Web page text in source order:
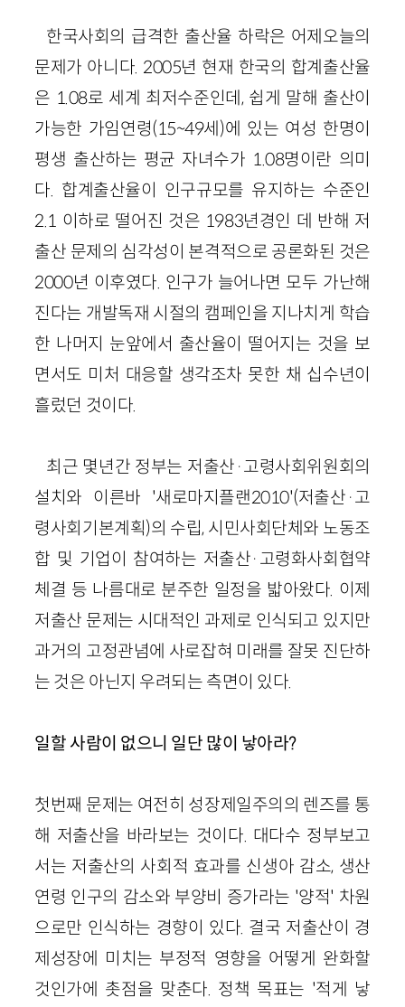
한국사회의 급격한 출산율 하락은 어제오늘의
문제가 아니다. 2005년 현재 한국의 합계출산율
은 1.08로 세계 최저수준인데, 쉽게 말해 출산이
가능한 가임연령(15~49세)에 있는 여성 한명이
평생 출산하는 평균 자녀수가 1.08명이란 의미
다. 합계출산율이 인구규모를 유지하는 수준인
2.1 이하로 떨어진 것은 1983년경인 데 반해 저
출산 문제의 심각성이 본격적으로 공론화된 것은
2000년 이후였다. 인구가 늘어나면 모두 가난해
진다는 개발독재 시절의 캠페인을 지나치게 학습
한 나머지 눈앞에서 출산율이 떨어지는 것을 보
면서도 미처 대응할 생각조차 못한 채 십수년이
흘렀던 것이다.
최근 몇년간 정부는 저출산·고령사회위원회의
설치와 이른바 '새로마지플랜2010'(저출산·고
령사회기본계획)의 수립, 시민사회단체와 노동조
합 및 기업이 참여하는 저출산·고령화사회협약
체결 등 나름대로 분주한 일정을 밟아왔다. 이제
저출산 문제는 시대적인 과제로 인식되고 있지만
과거의 고정관념에 사로잡혀 미래를 잘못 진단하
는 것은 아닌지 우려되는 측면이 있다.
일할 사람이 없으니 일단 많이 낳아라?
첫번째 문제는 여전히 성장제일주의의 렌즈를 통
해 저출산을 바라보는 것이다. 대다수 정부보고
서는 저출산의 사회적 효과를 신생아 감소, 생산
연령 인구의 감소와 부양비 증가라는 '양적' 차원
으로만 인식하는 경향이 있다. 결국 저출산이 경
제성장에 미치는 부정적 영향을 어떻게 완화할
것인가에 촛점을 맞춘다. 정책 목표는 '적게 낳